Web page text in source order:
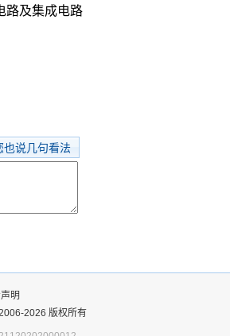
路及集成电路
也说几句看法
声明
2026 版权所有